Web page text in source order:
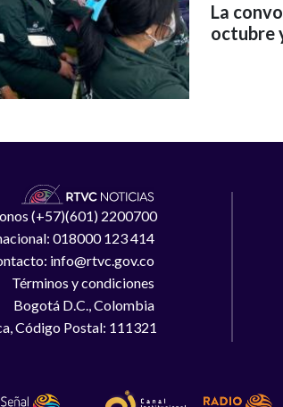
La
octubre
(+57)(601) 2200700
018000 123 414
info@rtvc.gov.co
Términos y condiciones
Bogotá D.C., Colombia
Código Postal: 111321